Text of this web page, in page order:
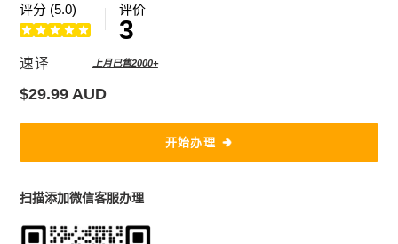
评分 (5.0) 评价
3
供
商
速译 上月已售2000+
常
格
$29.99 AUD
开始办理
产
添
扫描添加微信客服办理